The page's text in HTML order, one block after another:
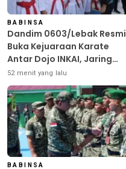
BABINSA
Dandim 0603/Lebak Resmi
Buka Kejuaraan Karate
Antar Dojo INKAI, Jaring
Bibit Atlet Unggul Sambut
HUT ke-81 RI
52 menit yang lalu
BABINSA